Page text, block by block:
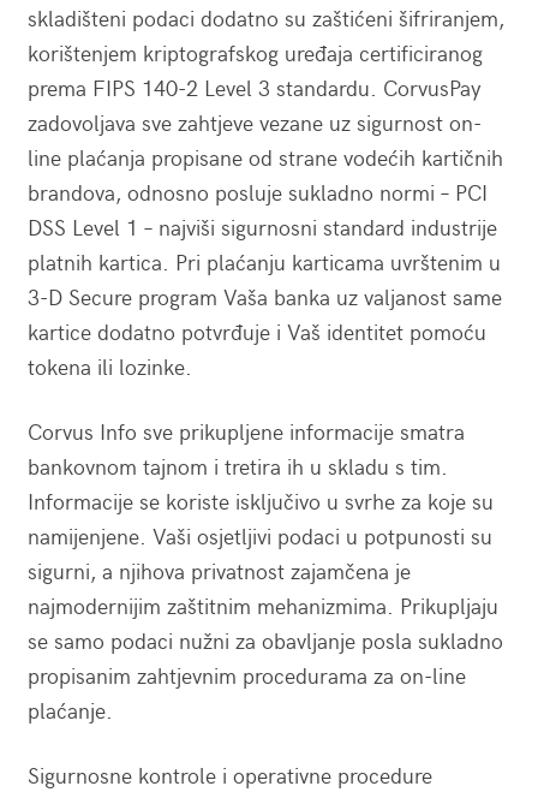
skladišteni podaci dodatno su zaštićeni šifriranjem,
korištenjem kriptografskog uređaja certificiranog
prema FIPS 140-2 Level 3 standardu. CorvusPay
zadovoljava sve zahtjeve vezane uz sigurnost on-
line plaćanja propisane od strane vodećih kartičnih
brandova, odnosno posluje sukladno normi – PCI
DSS Level 1 – najviši sigurnosni standard industrije
platnih kartica. Pri plaćanju karticama uvrštenim u
3-D Secure program Vaša banka uz valjanost same
kartice dodatno potvrđuje i Vaš identitet pomoću
tokena ili lozinke.
Corvus Info sve prikupljene informacije smatra
bankovnom tajnom i tretira ih u skladu s tim.
Informacije se koriste isključivo u svrhe za koje su
namijenjene. Vaši osjetljivi podaci u potpunosti su
sigurni, a njihova privatnost zajamčena je
najmodernijim zaštitnim mehanizmima. Prikupljaju
se samo podaci nužni za obavljanje posla sukladno
propisanim zahtjevnim procedurama za on-line
plaćanje.
Sigurnosne kontrole i operativne procedure